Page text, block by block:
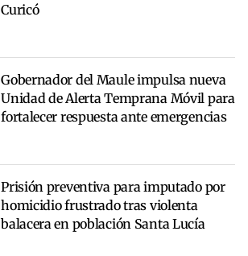
Curicó
Gobernador del Maule impulsa nueva
Unidad de Alerta Temprana Móvil para
fortalecer respuesta ante emergencias
Prisión preventiva para imputado por
homicidio frustrado tras violenta
balacera en población Santa Lucía